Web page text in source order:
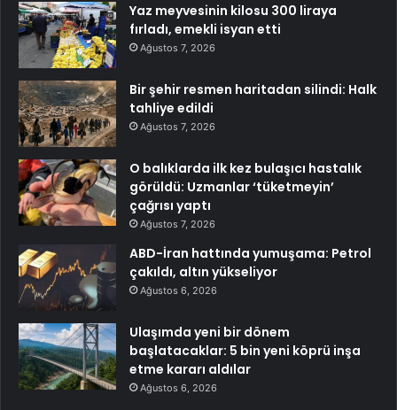
Yaz meyvesinin kilosu 300 liraya
fırladı, emekli isyan etti
Ağustos 7, 2026
Bir şehir resmen haritadan silindi: Halk
tahliye edildi
Ağustos 7, 2026
O balıklarda ilk kez bulaşıcı hastalık
görüldü: Uzmanlar ‘tüketmeyin’
çağrısı yaptı
Ağustos 7, 2026
ABD-İran hattında yumuşama: Petrol
çakıldı, altın yükseliyor
Ağustos 6, 2026
Ulaşımda yeni bir dönem
başlatacaklar: 5 bin yeni köprü inşa
etme kararı aldılar
Ağustos 6, 2026